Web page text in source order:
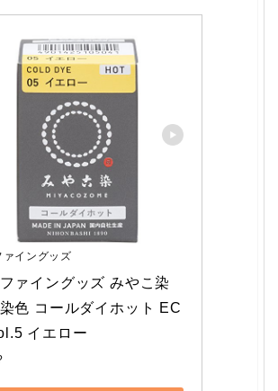
ァイングッズ
ァイングッズ みやこ染
色 コールダイホット EC
イエロー